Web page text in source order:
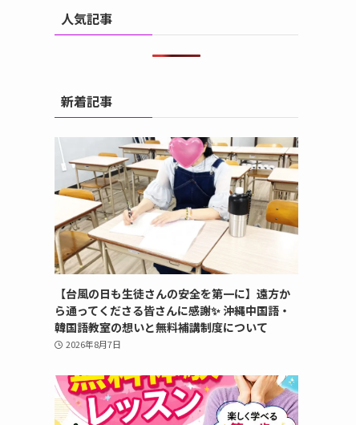
人気記事
新着記事
【台風の日も生徒さんの安全を第一に】遠方か
ら通ってくださる皆さんに感謝✨ 沖縄中国語・
韓国語教室の想いと無料補講制度について
2026年8月7日